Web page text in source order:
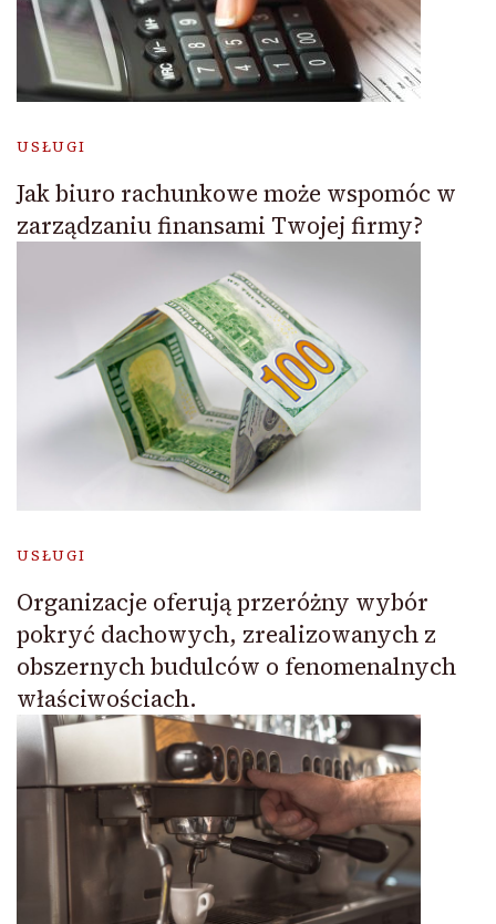
USŁUGI
Jak biuro rachunkowe może wspomóc w
zarządzaniu finansami Twojej firmy?
USŁUGI
Organizacje oferują przeróżny wybór
pokryć dachowych, zrealizowanych z
obszernych budulców o fenomenalnych
właściwościach.